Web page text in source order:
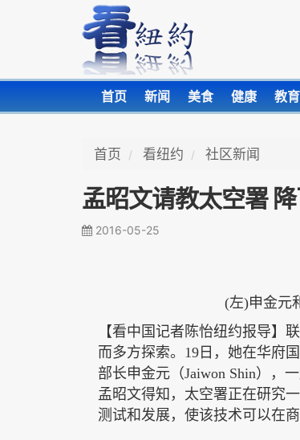
首页 新闻 美食 健康 教育
首页 看纽约 社区新闻
孟昭文请教太空署
2016-05-25
(左)申金元
【看中国记者陈怡纽约报导】
而多方探索。 19日，她在华府
部长申金元（Jaiwon Shin），
孟昭文得知， 太空署正在研究
测试和发展，使该技术可以在商